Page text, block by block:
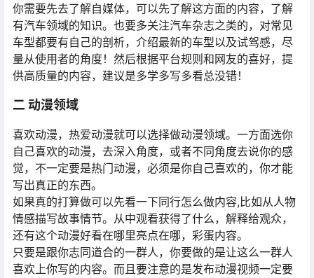
你需要先去了解自媒体，可以先了解这方面的内容，了解
有汽车领域的知识。也要多关注汽车杂志之类的，对常见
车型都要有自己的剖析，介绍最新的车型以及试驾感，尽
量从使用者的角度！然后根据平台规则和网友的喜好，提
供高质量的内容，建议是多学多写多看总没错！
二 动漫领域
喜欢动漫，热爱动漫就可以选择做动漫领域。一方面选你
自己喜欢的动漫，去深入角度，或者不同角度去说你的感
觉，不一定要是热门动漫，必须是你自己喜欢的，你才能
写出真正的东西。
如果真的打算做可以先看一下同行怎么做内容,比如从人物
情感描写故事情节。从中观看获得了什么，解释给观众，
还有这个动漫好看在哪里亮点在哪，彩蛋内容。
只要是跟你志同道合的一群人，你要做的是让这么一群人
喜欢上你写的内容。而且要注意的是发布动漫视频一定要